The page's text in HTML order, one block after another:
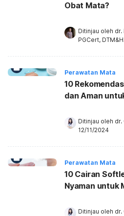
Obat Mata?
Ditinjau oleh dr.
PGCert,
Perawatan Mata
10
dan Aman
Ditinjau oleh dr.
12/11/2024
Perawatan Mata
10 Cairan
Nyaman untuk
Ditinjau oleh dr.